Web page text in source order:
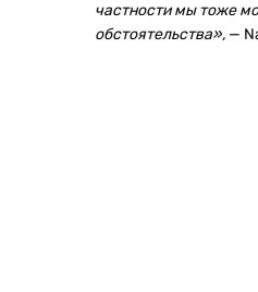
частности мы тоже
обстоятельства», —